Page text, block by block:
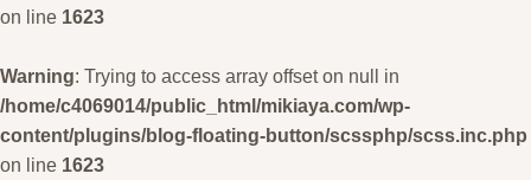
on line 1623
Warning: Trying to access array offset on null in
/home/c4069014/public_html/mikiaya.com/wp-
content/plugins/blog-floating-button/scssphp/scss.inc.php
on line 1623